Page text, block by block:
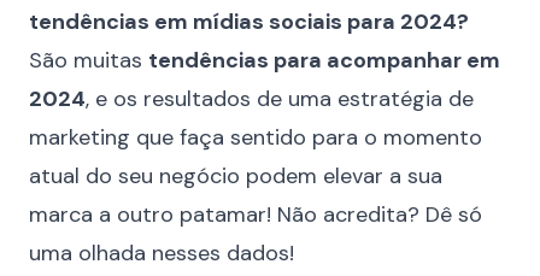
tendências em mídias sociais para 2024?
São muitas tendências para acompanhar em
2024, e os resultados de uma estratégia de
marketing que faça sentido para o momento
atual do seu negócio podem elevar a sua
marca a outro patamar! Não acredita? Dê só
uma olhada nesses dados!